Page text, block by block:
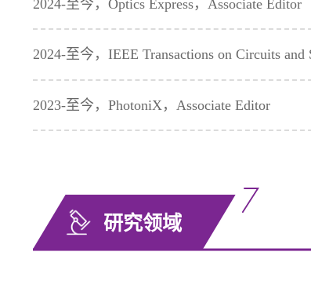
2024-至今，Optics Express，Associate Editor
2024-至今，IEEE Transactions on Circuits
2023-至今，PhotoniX，Associate Editor
研究领域